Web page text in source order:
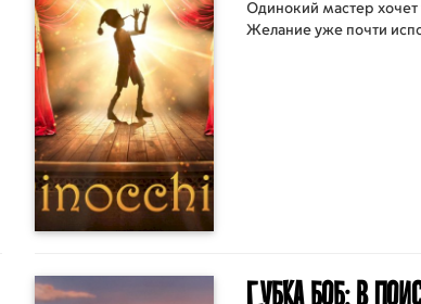
Одинокий мастер
Желание уже почти
Губка Боб: В